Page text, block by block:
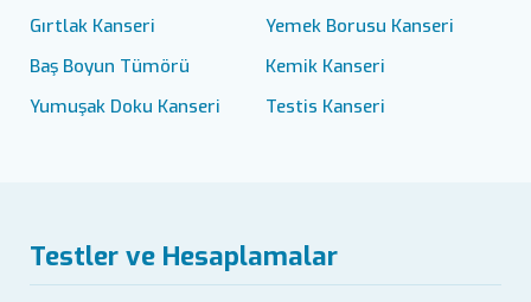
Gırtlak Kanseri
Yemek Borusu Kanseri
Baş Boyun Tümörü
Kemik Kanseri
Yumuşak Doku Kanseri
Testis Kanseri
Testler ve Hesaplamalar